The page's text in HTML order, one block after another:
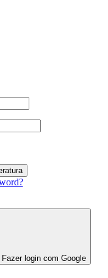
Fazer login com Google